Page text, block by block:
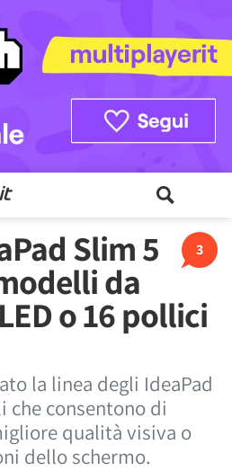
3
Slim 5
da
o 16 pollici
la linea degli IdeaPad
che consentono di
qualità visiva o
dello schermo.